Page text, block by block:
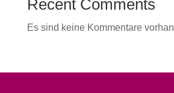
Recent Comments
Es sind keine Kommentare